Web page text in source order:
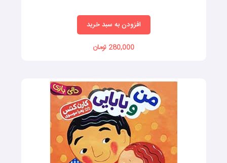
افزودن به سبد خرید
280,000 تومان